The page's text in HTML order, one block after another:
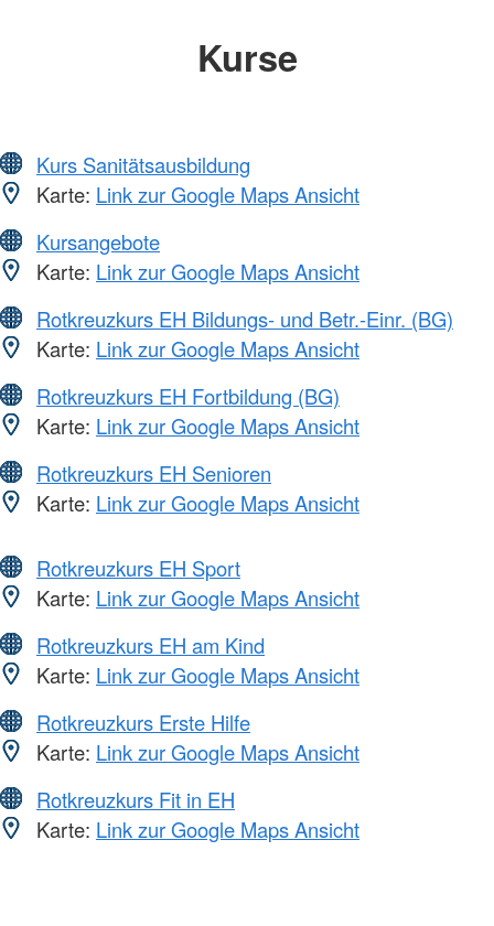
Kurse
Kurs Sanitätsausbildung
Karte: Link zur Google Maps Ansicht
Kursangebote
Karte: Link zur Google Maps Ansicht
Rotkreuzkurs EH Bildungs- und Betr.-Einr. (BG)
Karte: Link zur Google Maps Ansicht
Rotkreuzkurs EH Fortbildung (BG)
Karte: Link zur Google Maps Ansicht
Rotkreuzkurs EH Senioren
Karte: Link zur Google Maps Ansicht
Rotkreuzkurs EH Sport
Karte: Link zur Google Maps Ansicht
Rotkreuzkurs EH am Kind
Karte: Link zur Google Maps Ansicht
Rotkreuzkurs Erste Hilfe
Karte: Link zur Google Maps Ansicht
Rotkreuzkurs Fit in EH
Karte: Link zur Google Maps Ansicht